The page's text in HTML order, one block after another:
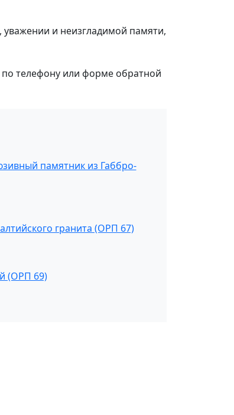
и неизгладимой памяти,
телефону или форме обратной
памятник из Габбро-
гранита (ОРП 67)
(ОРП 69)